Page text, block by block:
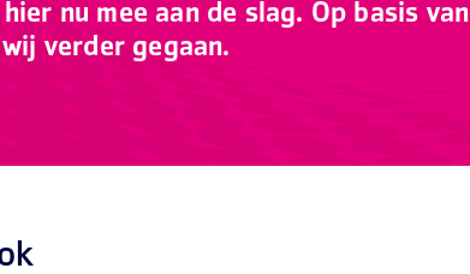
nu mee aan de slag. Op basis van
verder gegaan.